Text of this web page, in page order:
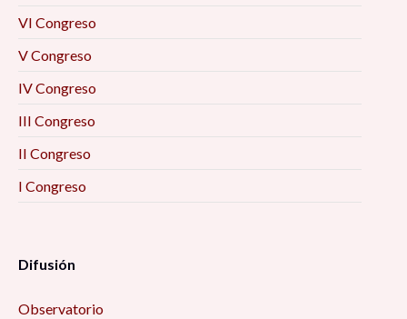
VI Congreso
V Congreso
IV Congreso
III Congreso
II Congreso
I Congreso
Difusión
Observatorio